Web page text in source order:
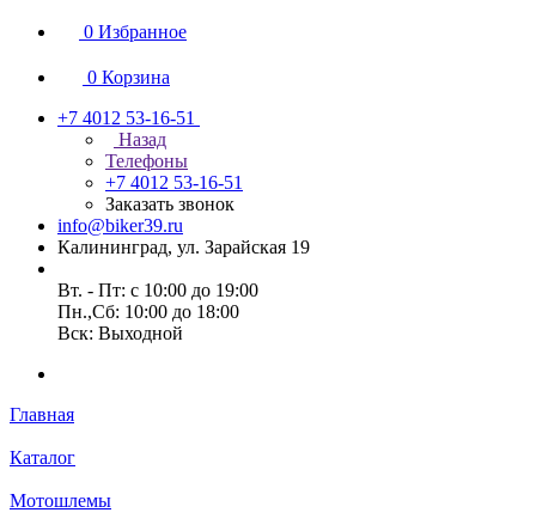
0 Избранное
0 Корзина
+7 4012 53-16-51
Назад
Телефоны
+7 4012 53-16-51
Заказать звонок
info@biker39.ru
Калининград, ул. Зарайская 19
Вт. - Пт: с 10:00 до 19:00
Пн.,Сб: 10:00 до 18:00
Вск: Выходной
Главная
Каталог
Мотошлемы